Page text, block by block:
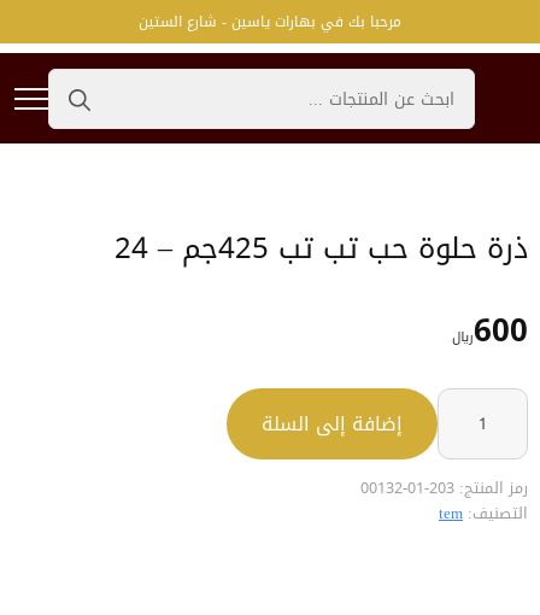
مرحبا بك في بهارات ياسين - شارع الستين
Search
for:
ذرة حلوة حب تب تب 425جم – 24
600﷼
كمية
تب
425جم
-
24
إضافة إلى السلة
رمز المنتج: 203-01-00132
التصنيف: tem